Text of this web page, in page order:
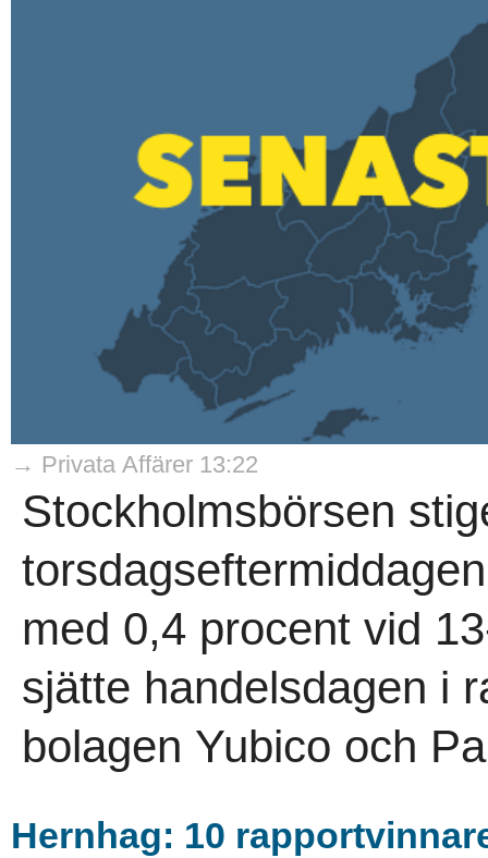
→ Privata Affärer 13:22
Stockholmsbörsen
med 0,4 procent vid
sjätte handelsdagen i
bolagen Yubico och
Hernhag: 10